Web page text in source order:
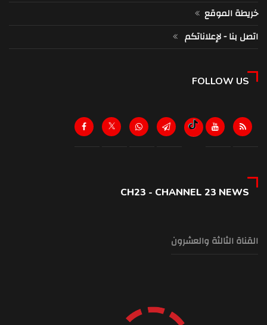
خريطة الموقع
اتصل بنا - لإعلاناتكم
FOLLOW US
CH23 - CHANNEL 23 NEWS
القناة الثالثة والعشرون